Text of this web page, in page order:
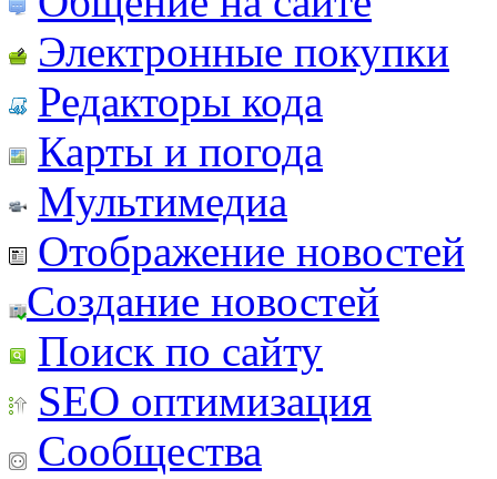
Электронные покупки
Редакторы кода
Карты и погода
Мультимедиа
Отображение новостей
Создание новостей
Поиск по сайту
SEO оптимизация
Сообщества